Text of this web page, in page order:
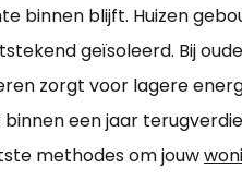
binnen blijft. Huizen
geïsoleerd. Bij
zorgt voor lagere
een jaar
methodes om jouw